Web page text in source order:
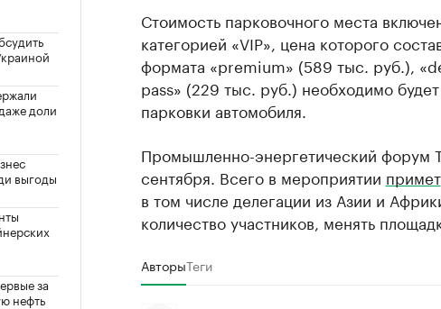
доли
выгоды
за
нефть
Стоимость парковочного места
категорией «VIP», цена которого
формата «premium» (589 тыс. руб.),
pass» (229 тыс. руб.) необходимо
парковки автомобиля.
Промышленно-энергетический форум
сентября. Всего в мероприятии примет
в том числе делегации из Азии и
количество участников, менять
АвторыТеги